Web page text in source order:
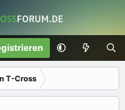
T-Cross